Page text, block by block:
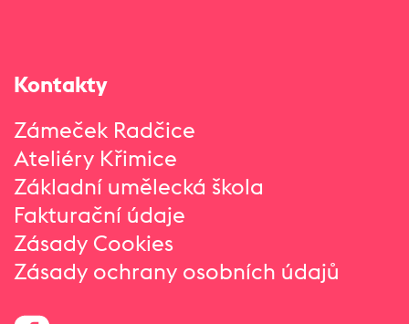
Kontakty
Zámeček Radčice
Ateliéry Křimice
Základní umělecká škola
Fakturační údaje
Zásady Cookies
Zásady ochrany osobních údajů